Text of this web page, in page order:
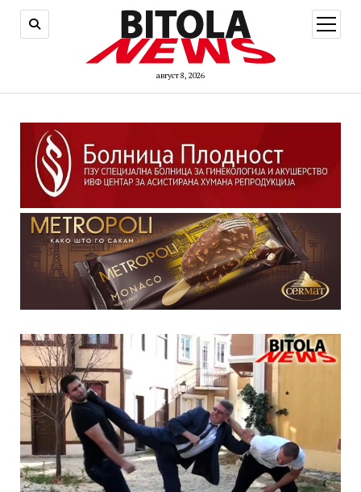
август 8, 2026
open
menu